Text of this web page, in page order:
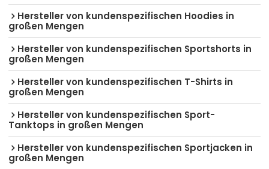
Hersteller von kundenspezifischen Hoodies in
großen Mengen
Hersteller von kundenspezifischen Sportshorts in
großen Mengen
Hersteller von kundenspezifischen T-Shirts in
großen Mengen
Hersteller von kundenspezifischen Sport-
Tanktops in großen Mengen
Hersteller von kundenspezifischen Sportjacken in
großen Mengen